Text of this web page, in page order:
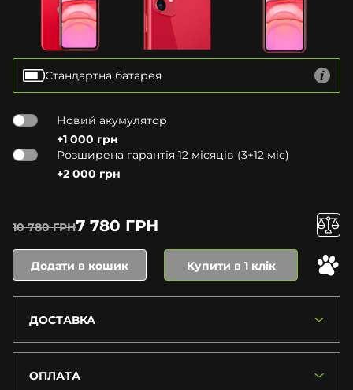
Стандартна батарея
Новий акумулятор
+1 000 грн
Розширена гарантія 12 місяців (3+12 міс)
+2 000 грн
10 780 ГРН7 780 ГРН
Додати в кошик Купити в 1 клік
ДОСТАВКА
ОПЛАТА